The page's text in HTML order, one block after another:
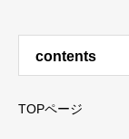
contents
TOPページ